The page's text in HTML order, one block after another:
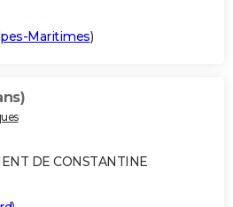
Maritimes)
DE CONSTANTINE